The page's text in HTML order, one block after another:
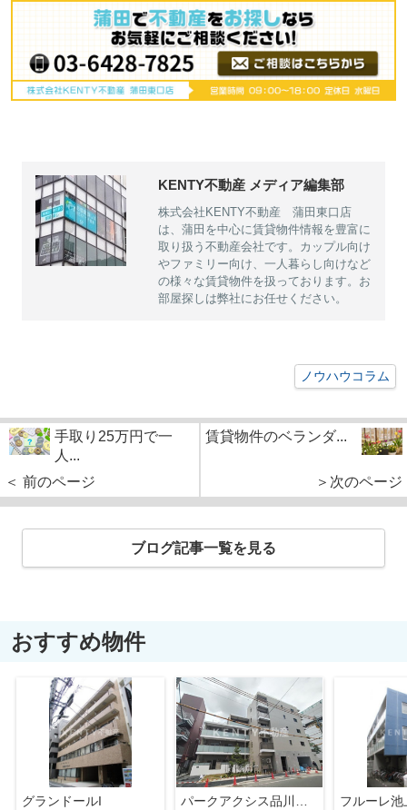
KENTY不動産 メディア編集部
株式会社KENTY不動産 蒲田東口店
は、蒲田を中心に賃貸物件情報を豊富に
取り扱う不動産会社です。カップル向け
やファミリー向け、一人暮らし向けなど
の様々な賃貸物件を扱っております。お
部屋探しは弊社にお任せください。
ノウハウコラム
手取り25万円で一
人...
＜ 前のページ
賃貸物件のベランダ...
＞次のページ
ブログ記事一覧を見る
おすすめ物件
グランドールI
フルーレ池